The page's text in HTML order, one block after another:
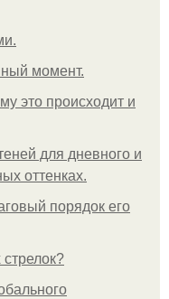
момент.
это происходит и
для дневного и
оттенках.
порядок его